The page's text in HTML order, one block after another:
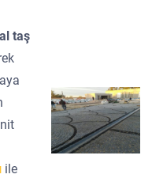
taş
ile